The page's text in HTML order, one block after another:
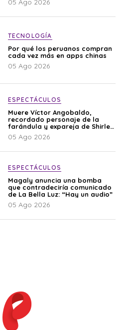
05 Ago 2026
TECNOLOGÍA
Por qué los peruanos compran
cada vez más en apps chinas
05 Ago 2026
ESPECTÁCULOS
Muere Víctor Angobaldo,
recordado personaje de la
farándula y expareja de Shirley
Cherres
05 Ago 2026
ESPECTÁCULOS
Magaly anuncia una bomba
que contradeciría comunicado
de La Bella Luz: “Hay un audio”
05 Ago 2026